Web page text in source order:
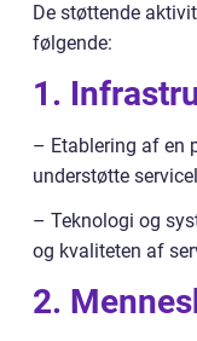
De støttende
følgende:
1.
– Etablering af en
understøtte
– Teknologi og
og kvaliteten af
2.